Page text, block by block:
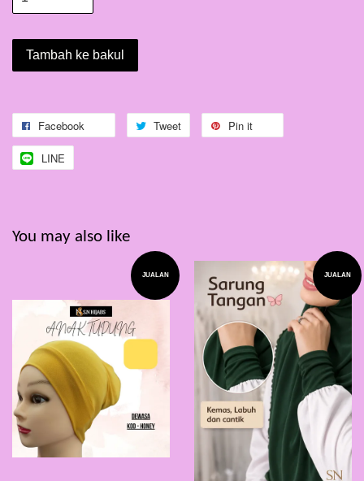
Tambah ke bakul
Facebook Tweet Pin it
LINE
You may also like
JUALAN JUALAN